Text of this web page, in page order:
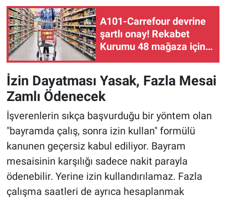
A101-Carrefour devrine
şartlı onay! Rekabet
Kurumu 48 mağaza için
İzin Dayatması Yasak, Fazla Mesai
Zamlı Ödenecek
İşverenlerin sıkça başvurduğu bir yöntem olan
"bayramda çalış, sonra izin kullan" formülü
kanunen geçersiz kabul ediliyor. Bayram
mesaisinin karşılığı sadece nakit parayla
ödenebilir. Yerine izin kullandırılamaz. Fazla
çalışma saatleri de ayrıca hesaplanmak